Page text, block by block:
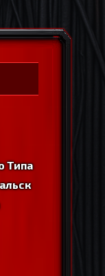
Типа